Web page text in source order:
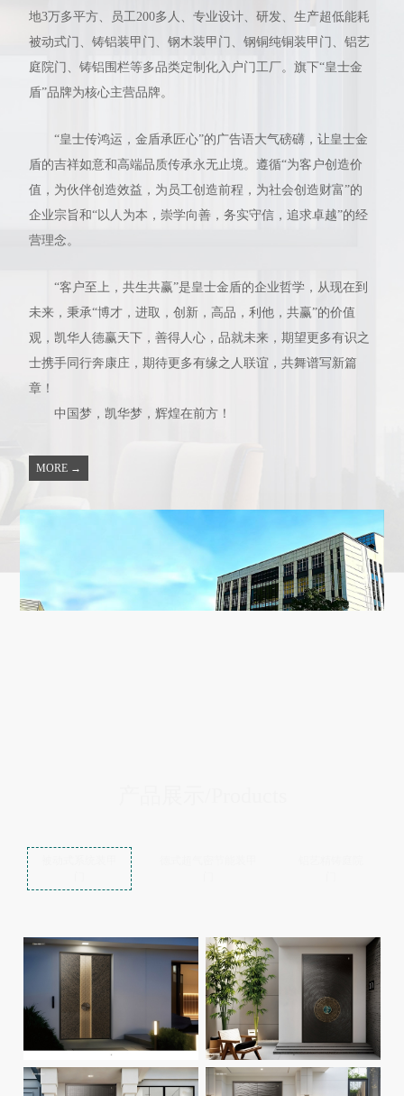
地3万多平方、员工200多人、专业设计、研发、生产超低能耗
被动式门、铸铝装甲门、钢木装甲门、钢铜纯铜装甲门、铝艺
庭院门、铸铝围栏等多品类定制化入户门工厂。旗下“皇士金
盾”品牌为核心主营品牌。
“皇士传鸿运，金盾承匠心”的广告语大气磅礴，让皇士金
盾的吉祥如意和高端品质传承永无止境。遵循“为客户创造价
值，为伙伴创造效益，为员工创造前程，为社会创造财富”的
企业宗旨和“以人为本，崇学向善，务实守信，追求卓越”的经
营理念。
“客户至上，共生共赢”是皇士金盾的企业哲学，从现在到
未来，秉承“博才，进取，创新，高品，利他，共赢”的价值
观，凯华人德赢天下，善得人心，品就未来，期望更多有识之
士携手同行奔康庄，期待更多有缘之人联谊，共舞谱写新篇
章！
中国梦，凯华梦，辉煌在前方！
MORE →